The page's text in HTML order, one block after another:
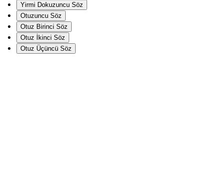
Yirmi Dokuzuncu Söz
Otuzuncu Söz
Otuz Birinci Söz
Otuz İkinci Söz
Otuz Üçüncü Söz